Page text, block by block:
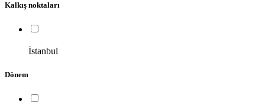
Kalkış noktaları
İstanbul
Dönem